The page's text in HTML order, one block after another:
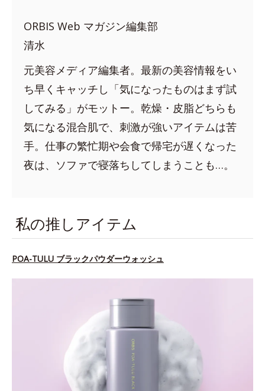
ORBIS Web マガジン編集部
清水
元美容メディア編集者。最新の美容情報をい
ち早くキャッチし「気になったものはまず試
してみる」がモットー。乾燥・皮脂どちらも
気になる混合肌で、刺激が強いアイテムは苦
手。仕事の繁忙期や会食で帰宅が遅くなった
夜は、ソファで寝落ちしてしまうことも…。
私の推しアイテム
POA-TULU ブラックパウダーウォッシュ